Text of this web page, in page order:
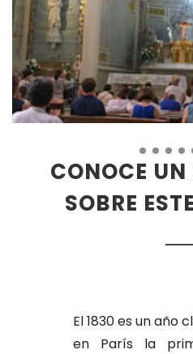
CONOCE
SOBRE
El 1830 es un año
en París la